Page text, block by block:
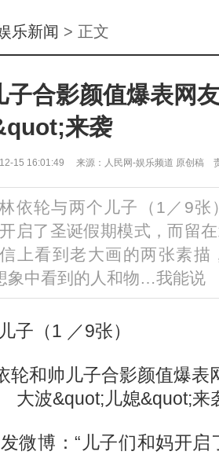
乐新闻 > 正文
子合影颜值爆表网
来袭
15 16:01:49 来源：人民网-娱乐频道 原创稿
依轮与两个儿子（1／9张
启了圣诞假期模式，而留
上看到老大画的两张素描
象中看到的人和物…我能说
子（1 ／9张）
微博：“儿子们和妈开